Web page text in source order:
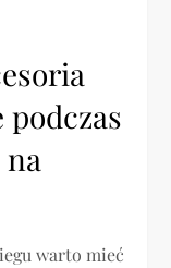
warto mieć